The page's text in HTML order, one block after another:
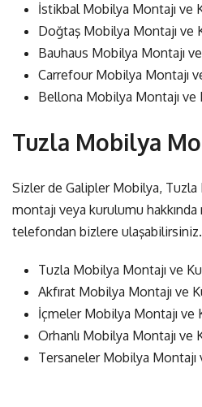
İstikbal Mobilya Montajı ve
Doğtaş Mobilya Montajı ve
Bauhaus Mobilya Montajı
Carrefour Mobilya Montajı
Bellona Mobilya Montajı ve
Tuzla Mobilya
Sizler de Galipler Mobilya, Tuzla
montajı veya kurulumu
telefondan bizlere
Tuzla Mobilya Montajı ve
Akfırat Mobilya Montajı ve
İçmeler Mobilya Montajı ve
Orhanlı Mobilya Montajı ve
Tersaneler Mobilya Montajı